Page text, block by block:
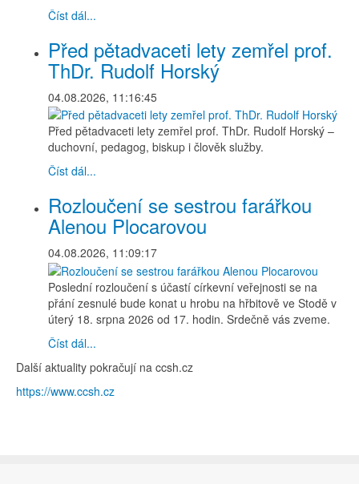
Číst dál...
Před pětadvaceti lety zemřel prof.
ThDr. Rudolf Horský
04.08.2026, 11:16:45
Před pětadvaceti lety zemřel prof. ThDr. Rudolf Horský –
duchovní, pedagog, biskup i člověk služby.
Číst dál...
Rozloučení se sestrou farářkou
Alenou Plocarovou
04.08.2026, 11:09:17
Poslední rozloučení s účastí církevní veřejnosti se na
přání zesnulé bude konat u hrobu na hřbitově ve Stodě v
úterý 18. srpna 2026 od 17. hodin. Srdečně vás zveme.
Číst dál...
Další aktuality pokračují na ccsh.cz
https://www.ccsh.cz